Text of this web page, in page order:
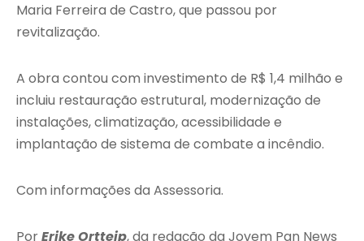
Maria Ferreira de Castro, que passou por
revitalização.
A obra contou com investimento de R$ 1,4 milhão e
incluiu restauração estrutural, modernização de
instalações, climatização, acessibilidade e
implantação de sistema de combate a incêndio.
Com informações da Assessoria.
PorErike Ortteip, da redação da Jovem Pan News